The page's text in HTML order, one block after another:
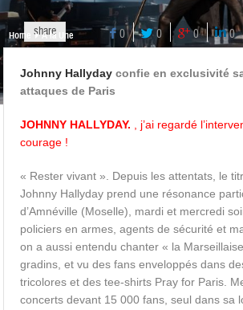
share 0 0 0 0
Home A la Une
Johnny Hallyday confie en exclusivité
attaques de Paris
JOHNNY HALLYDAY. , j’ai regardé
courage !
« Rester vivant ». Depuis les attentats, le
Johnny Hallyday prend une résonance
d’Amnéville (Moselle), mardi et mercredi
policiers en armes, agents de sécurité et
on a aussi entendu chanter « la
gradins, et vu des fans enveloppés dans
tricolores et des tee-shirts Pray for Paris.
concerts devant 15 000 fans, seul dans sa